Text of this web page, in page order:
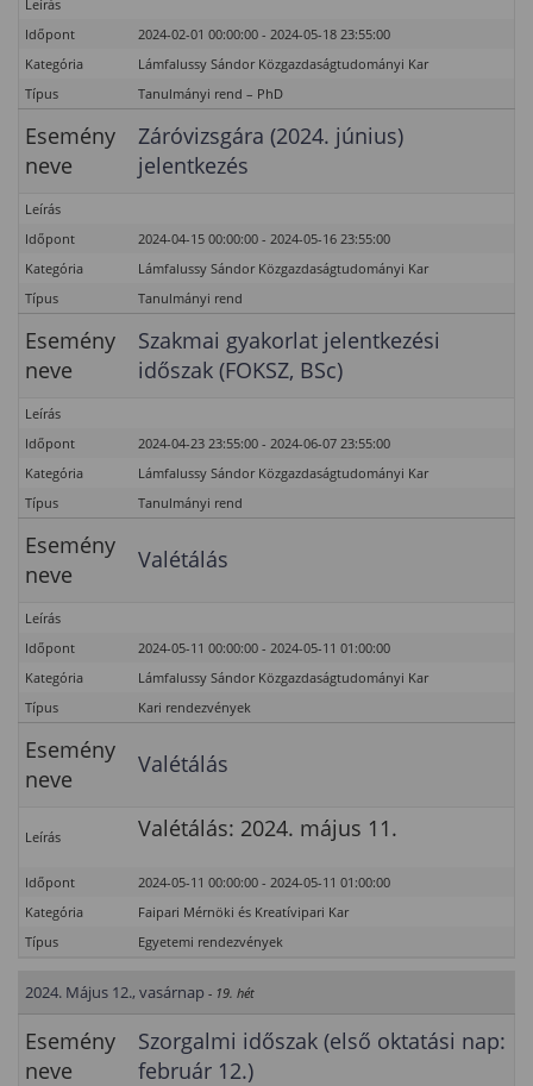
Leírás
Időpont
2024-02-01 00:00:00 - 2024-05-18 23:55:00
Kategória
Lámfalussy Sándor Közgazdaságtudományi Kar
Típus
Tanulmányi rend – PhD
Esemény
neve
Záróvizsgára (2024. június)
jelentkezés
Leírás
Időpont
2024-04-15 00:00:00 - 2024-05-16 23:55:00
Kategória
Lámfalussy Sándor Közgazdaságtudományi Kar
Típus
Tanulmányi rend
Esemény
neve
Szakmai gyakorlat jelentkezési
időszak (FOKSZ, BSc)
Leírás
Időpont
2024-04-23 23:55:00 - 2024-06-07 23:55:00
Kategória
Lámfalussy Sándor Közgazdaságtudományi Kar
Típus
Tanulmányi rend
Esemény
neve
Valétálás
Leírás
Időpont
2024-05-11 00:00:00 - 2024-05-11 01:00:00
Kategória
Lámfalussy Sándor Közgazdaságtudományi Kar
Típus
Kari rendezvények
Esemény
neve
Valétálás
Leírás Valétálás: 2024. május 11.
Időpont
2024-05-11 00:00:00 - 2024-05-11 01:00:00
Kategória
Faipari Mérnöki és Kreatívipari Kar
Típus
Egyetemi rendezvények
2024. Május 12., vasárnap - 19. hét
Esemény
neve
Szorgalmi időszak (első oktatási nap:
február 12.)